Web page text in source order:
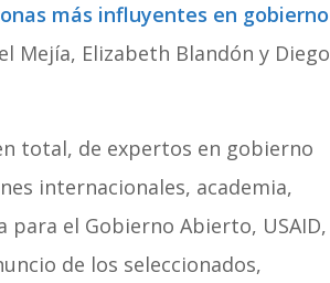
más influyentes en gobierno
Mejía, Elizabeth Blandón y Diego
total, de expertos en gobierno
internacionales, academia,
para el Gobierno Abierto, USAID,
de los seleccionados,